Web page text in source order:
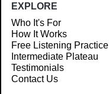
EXPLORE
Who It's For
How It Works
Free Listening Practice
Intermediate Plateau
Testimonials
Contact Us